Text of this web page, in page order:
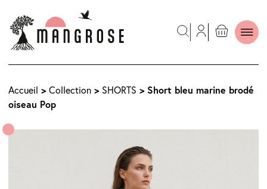
Accueil > Collection > SHORTS > Short bleu marine brodé
oiseau Pop